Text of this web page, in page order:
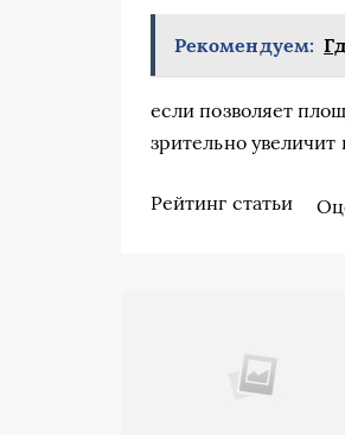
Рекомендуем:
если позволяет
зрительно увеличит
Рейтинг статьи